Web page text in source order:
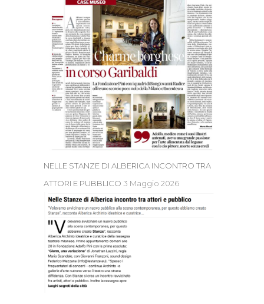
NELLE STANZE DI ALBERICA INCONTRO TRA
ATTORI E PUBBLICO 3 Maggio 2026